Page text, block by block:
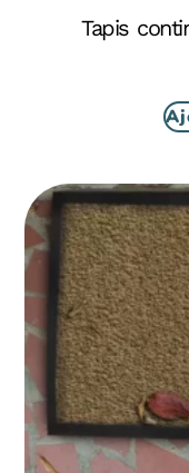
Tapis